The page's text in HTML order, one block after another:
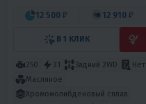
12 500 ₽ 12 910 ₽
В 1 КЛИК
250 31 Задний 2WD
Нет
Масляное
Хромомолибденовый сплав